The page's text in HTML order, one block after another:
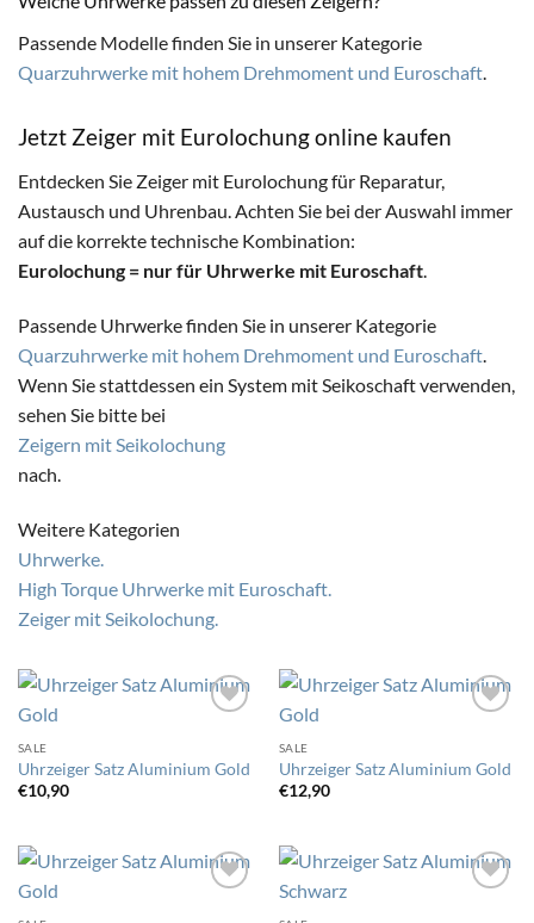
Passende Modelle finden Sie in unserer Kategorie
Quarzuhrwerke mit hohem Drehmoment und Euroschaft.
Jetzt Zeiger mit Eurolochung online kaufen
Entdecken Sie Zeiger mit Eurolochung für Reparatur,
Austausch und Uhrenbau. Achten Sie bei der Auswahl immer
auf die korrekte technische Kombination:
Eurolochung = nur für Uhrwerke mit Euroschaft.
Passende Uhrwerke finden Sie in unserer Kategorie
Quarzuhrwerke mit hohem Drehmoment und Euroschaft.
Wenn Sie stattdessen ein System mit Seikoschaft verwenden,
sehen Sie bitte bei
Zeigern mit Seikolochung
nach.
Weitere Kategorien
Uhrwerke.
High Torque Uhrwerke mit Euroschaft.
Zeiger mit Seikolochung.
die
SALE
Uhrzeiger Satz Aluminium Gold
€10,90
die
SALE
Uhrzeiger Satz Aluminium Gold
€12,90